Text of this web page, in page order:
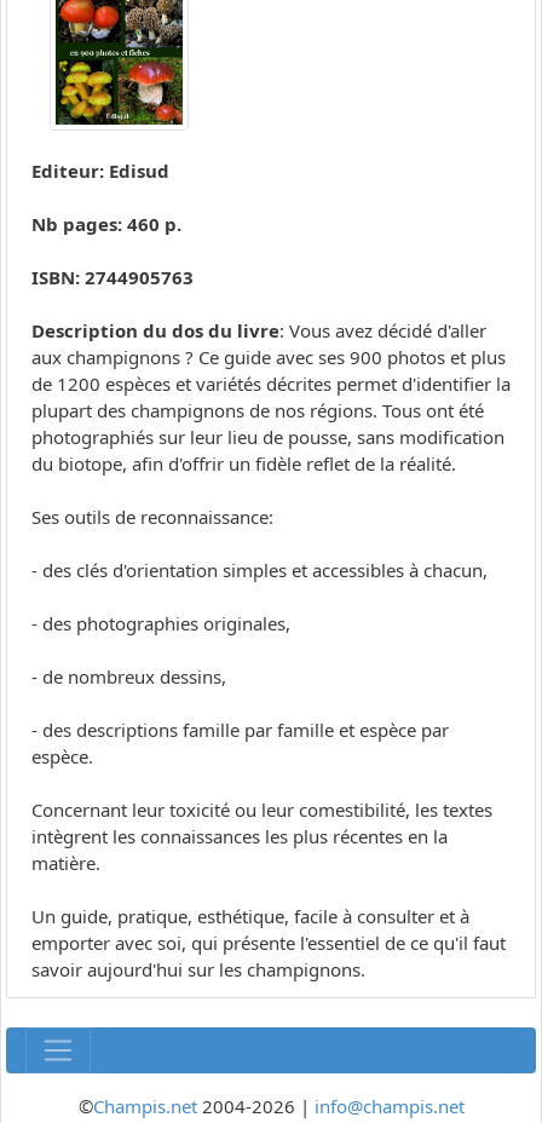
Editeur: Edisud
Nb pages: 460 p.
ISBN: 2744905763
Description du dos du livre: Vous avez décidé d'aller
aux champignons ? Ce guide avec ses 900 photos et plus
de 1200 espèces et variétés décrites permet d'identifier la
plupart des champignons de nos régions. Tous ont été
photographiés sur leur lieu de pousse, sans modification
du biotope, afin d'offrir un fidèle reflet de la réalité.
Ses outils de reconnaissance:
- des clés d'orientation simples et accessibles à chacun,
- des photographies originales,
- de nombreux dessins,
- des descriptions famille par famille et espèce par
espèce.
Concernant leur toxicité ou leur comestibilité, les textes
intègrent les connaissances les plus récentes en la
matière.
Un guide, pratique, esthétique, facile à consulter et à
emporter avec soi, qui présente l'essentiel de ce qu'il faut
savoir aujourd'hui sur les champignons.
©Champis.net2004-2026 | info@champis.net